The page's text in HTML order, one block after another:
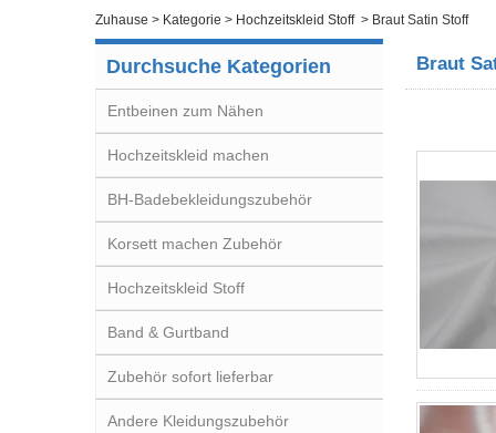
Zuhause > Kategorie > Hochzeitskleid Stoff> Braut Satin Stoff
Durchsuche Kategorien
Entbeinen zum Nähen
Hochzeitskleid machen
BH-Badebekleidungszubehör
Korsett machen Zubehör
Hochzeitskleid Stoff
Band & Gurtband
Zubehör sofort lieferbar
Andere Kleidungszubehör
Braut